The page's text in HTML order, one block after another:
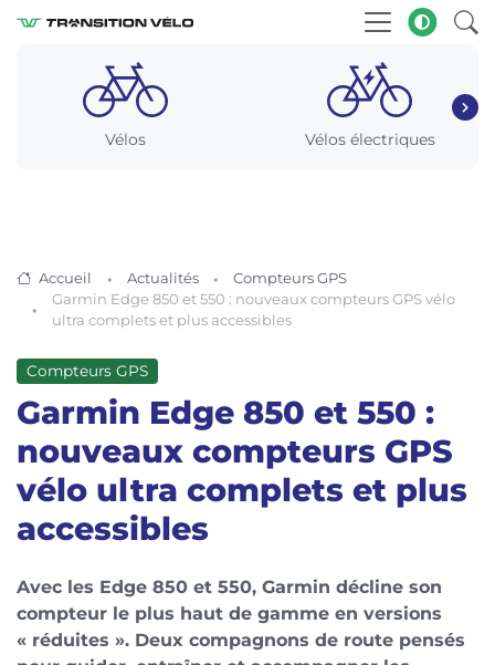
Vélos Vélos électriques
Accueil Actualités
Compteurs GPS
Garmin Edge 850 et 550 : nouveaux compteurs GPS vélo
ultra complets et plus accessibles
Compteurs GPS
Garmin Edge 850 et 550 :
nouveaux compteurs GPS
vélo ultra complets et plus
accessibles
Avec les Edge 850 et 550, Garmin décline son
compteur le plus haut de gamme en versions
« réduites ». Deux compagnons de route pensés